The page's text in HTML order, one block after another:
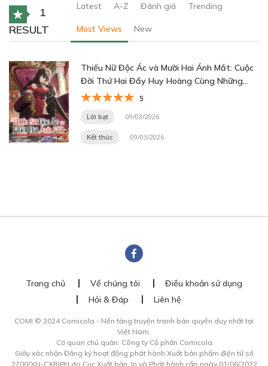
1
RESULT
Latest A-Z Đánh giá Trending
Most Views New
Thiếu Nữ Độc Ác và Mười Hai Ánh Mắt: Cuộc
Đời Thứ Hai Đầy Huy Hoàng Cùng Những
Tùy Tùng Vô Song~
5
Lời bạt 09/03/2026
Kết thúc 09/03/2026
Trang chủ Về chúng tôi
Điều khoản sử dụng
Hỏi & Đáp
Liên hệ
COMI © 2024 Comicola - Nền tảng truyện tranh bản quyền duy nhất tại
Việt Nam.
Cơ quan chủ quản: Công ty Cổ phần Comicola
Giấy xác nhận Đăng ký hoạt động phát hành Xuất bản phẩm điện tử số
2700/XN-CXBIPH do Cục Xuất bản, In và Phát hành cấp ngày 01/06/2022